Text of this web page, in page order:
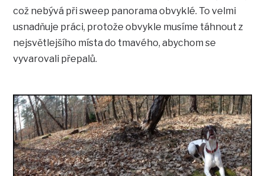
což nebývá při sweep panorama obvyklé. To velmi
usnadňuje práci, protože obvykle musíme táhnout z
nejsvětlejšího místa do tmavého, abychom se
vyvarovali přepalů.